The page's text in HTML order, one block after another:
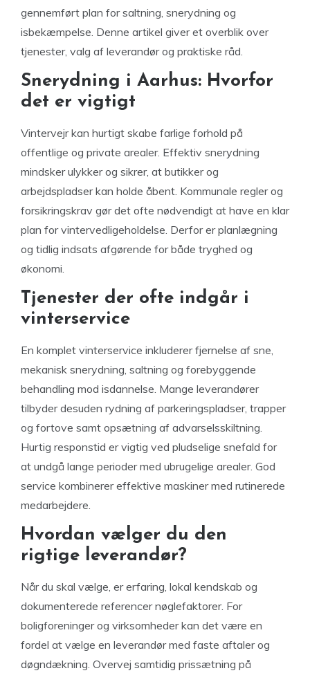
gennemført plan for saltning, snerydning og
isbekæmpelse. Denne artikel giver et overblik over
tjenester, valg af leverandør og praktiske råd.
Snerydning i Aarhus: Hvorfor
det er vigtigt
Vintervejr kan hurtigt skabe farlige forhold på
offentlige og private arealer. Effektiv snerydning
mindsker ulykker og sikrer, at butikker og
arbejdspladser kan holde åbent. Kommunale regler og
forsikringskrav gør det ofte nødvendigt at have en klar
plan for vintervedligeholdelse. Derfor er planlægning
og tidlig indsats afgørende for både tryghed og
økonomi.
Tjenester der ofte indgår i
vinterservice
En komplet vinterservice inkluderer fjernelse af sne,
mekanisk snerydning, saltning og forebyggende
behandling mod isdannelse. Mange leverandører
tilbyder desuden rydning af parkeringspladser, trapper
og fortove samt opsætning af advarselsskiltning.
Hurtig responstid er vigtig ved pludselige snefald for
at undgå lange perioder med ubrugelige arealer. God
service kombinerer effektive maskiner med rutinerede
medarbejdere.
Hvordan vælger du den
rigtige leverandør?
Når du skal vælge, er erfaring, lokal kendskab og
dokumenterede referencer nøglefaktorer. For
boligforeninger og virksomheder kan det være en
fordel at vælge en leverandør med faste aftaler og
døgndækning. Overvej samtidig prissætning på